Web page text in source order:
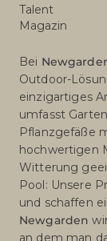
Talent
Magazin
Bei
Outdoor-
einzigartiges
umfasst
Pflanzgefäße
hochwertigen
Witterung
Pool: Unsere
und schaffen
Newgarden
an dem man